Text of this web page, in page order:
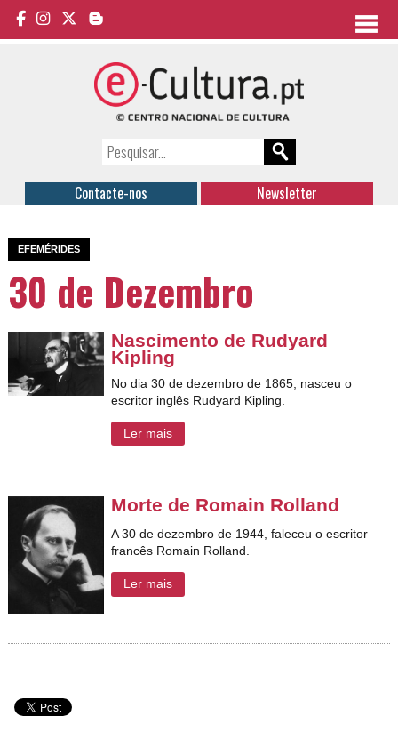
Contacte-nos Newsletter
EFEMÉRIDES
30 de Dezembro
Nascimento de Rudyard
Kipling
No dia 30 de dezembro de 1865, nasceu o
escritor inglês Rudyard Kipling.
Ler mais
Morte de Romain Rolland
A 30 de dezembro de 1944, faleceu o escritor
francês Romain Rolland.
Ler mais